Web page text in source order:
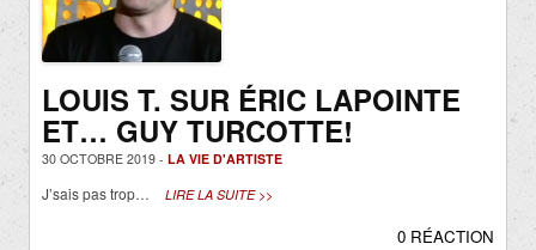
LOUIS T. SUR ÉRIC LAPOINTE
ET… GUY TURCOTTE!
30 OCTOBRE 2019 - LA VIE D'ARTISTE
J’sais pas trop… LIRE LA SUITE >>
0 RÉACTION